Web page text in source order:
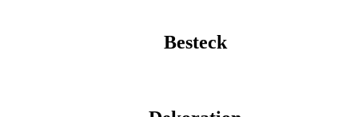
Besteck